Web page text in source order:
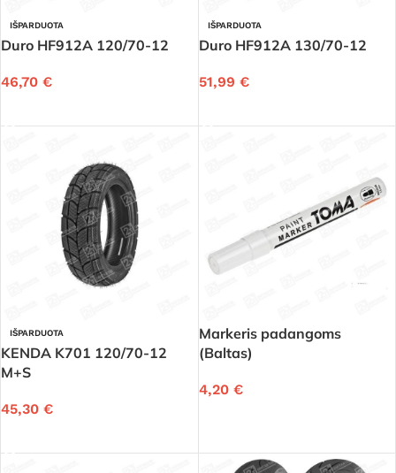
IŠPARDUOTA
Duro HF912A 120/70-12
46,70 €
IŠPARDUOTA
Duro HF912A 130/70-12
51,99 €
IŠPARDUOTA
KENDA K701 120/70-12
M+S
45,30 €
Markeris padangoms
(Baltas)
4,20 €